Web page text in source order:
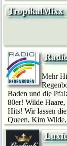
TropikalMixx
Mehr
Baden und die
80er! Wilde
Hits! Wir lassen
Queen, Kim